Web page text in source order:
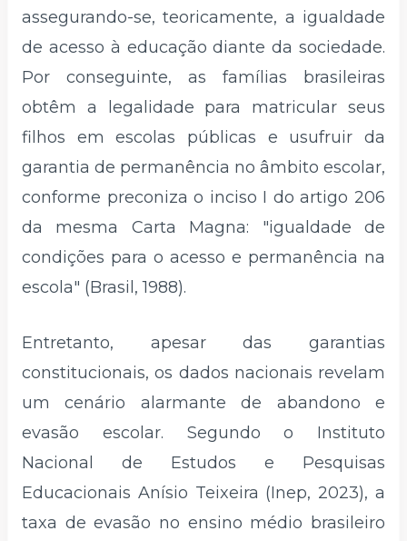
assegurando-se, teoricamente, a igualdade
de acesso à educação diante da sociedade.
Por conseguinte, as famílias brasileiras
obtêm a legalidade para matricular seus
filhos em escolas públicas e usufruir da
garantia de permanência no âmbito escolar,
conforme preconiza o inciso I do artigo 206
da mesma Carta Magna: "igualdade de
condições para o acesso e permanência na
escola" (Brasil, 1988).
Entretanto, apesar das garantias
constitucionais, os dados nacionais revelam
um cenário alarmante de abandono e
evasão escolar. Segundo o Instituto
Nacional de Estudos e Pesquisas
Educacionais Anísio Teixeira (Inep, 2023), a
taxa de evasão no ensino médio brasileiro